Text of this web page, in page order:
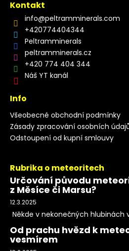
Kontakt
info@peltramminerals.com
+420774404344
Peltramminerals
peltramminerals.cz
+420 774 404 344
Náš YT kanál
Info
Všeobecné obchodní podmínky
Zásady zpracování osobních
Odstoupení od kupní smlouvy
Rubrika o meteoritech
Určování původu
z Měsíce či Marsu?
12.3.2025
Někde v nekonečných hlubinách
Od prachu hvězd k
vesmírem